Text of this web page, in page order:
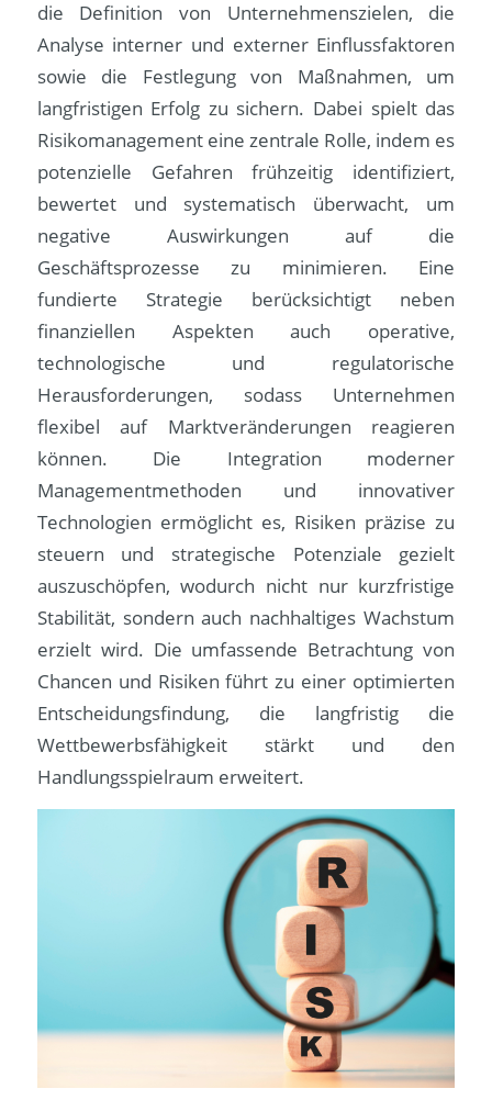
die Definition von Unternehmenszielen, die
Analyse interner und externer Einflussfaktoren
sowie die Festlegung von Maßnahmen, um
langfristigen Erfolg zu sichern. Dabei spielt das
Risikomanagement eine zentrale Rolle, indem es
potenzielle Gefahren frühzeitig identifiziert,
bewertet und systematisch überwacht, um
negative Auswirkungen auf die
Geschäftsprozesse zu minimieren. Eine
fundierte Strategie berücksichtigt neben
finanziellen Aspekten auch operative,
technologische und regulatorische
Herausforderungen, sodass Unternehmen
flexibel auf Marktveränderungen reagieren
können. Die Integration moderner
Managementmethoden und innovativer
Technologien ermöglicht es, Risiken präzise zu
steuern und strategische Potenziale gezielt
auszuschöpfen, wodurch nicht nur kurzfristige
Stabilität, sondern auch nachhaltiges Wachstum
erzielt wird. Die umfassende Betrachtung von
Chancen und Risiken führt zu einer optimierten
Entscheidungsfindung, die langfristig die
Wettbewerbsfähigkeit stärkt und den
Handlungsspielraum erweitert.